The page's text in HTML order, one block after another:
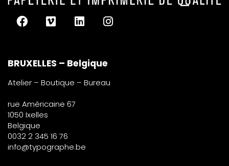
BRUXELLES – Belgique
Atelier – Boutique – Bureau
rue Américaine 67
1050 Ixelles
Belgique
0032 2 345 16 76
info@typographe.be